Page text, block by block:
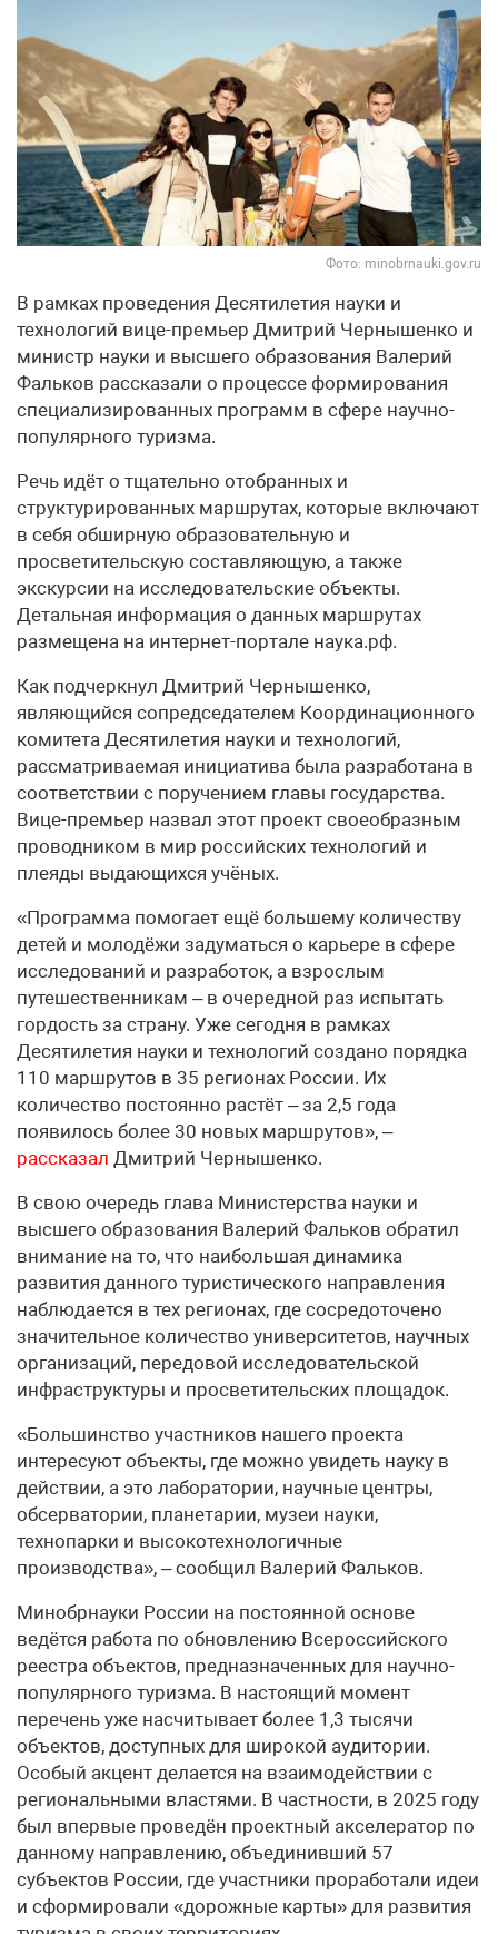
Фото: minobrnauki.gov.ru
В рамках проведения Десятилетия науки и
технологий вице-премьер Дмитрий Чернышенко и
министр науки и высшего образования Валерий
Фальков рассказали о процессе формирования
специализированных программ в сфере научно-
популярного туризма.
Речь идёт о тщательно отобранных и
структурированных маршрутах, которые включают
в себя обширную образовательную и
просветительскую составляющую, а также
экскурсии на исследовательские объекты.
Детальная информация о данных маршрутах
размещена на интернет-портале наука.рф.
Как подчеркнул Дмитрий Чернышенко,
являющийся сопредседателем Координационного
комитета Десятилетия науки и технологий,
рассматриваемая инициатива была разработана в
соответствии с поручением главы государства.
Вице-премьер назвал этот проект своеобразным
проводником в мир российских технологий и
плеяды выдающихся учёных.
«Программа помогает ещё большему количеству
детей и молодёжи задуматься о карьере в сфере
исследований и разработок, а взрослым
путешественникам – в очередной раз испытать
гордость за страну. Уже сегодня в рамках
Десятилетия науки и технологий создано порядка
110 маршрутов в 35 регионах России. Их
количество постоянно растёт – за 2,5 года
появилось более 30 новых маршрутов», –
рассказал Дмитрий Чернышенко.
В свою очередь глава Министерства науки и
высшего образования Валерий Фальков обратил
внимание на то, что наибольшая динамика
развития данного туристического направления
наблюдается в тех регионах, где сосредоточено
значительное количество университетов, научных
организаций, передовой исследовательской
инфраструктуры и просветительских площадок.
«Большинство участников нашего проекта
интересуют объекты, где можно увидеть науку в
действии, а это лаборатории, научные центры,
обсерватории, планетарии, музеи науки,
технопарки и высокотехнологичные
производства», – сообщил Валерий Фальков.
Минобрнауки России на постоянной основе
ведётся работа по обновлению Всероссийского
реестра объектов, предназначенных для научно-
популярного туризма. В настоящий момент
перечень уже насчитывает более 1,3 тысячи
объектов, доступных для широкой аудитории.
Особый акцент делается на взаимодействии с
региональными властями. В частности, в 2025 году
был впервые проведён проектный акселератор по
данному направлению, объединивший 57
субъектов России, где участники проработали идеи
и сформировали «дорожные карты» для развития